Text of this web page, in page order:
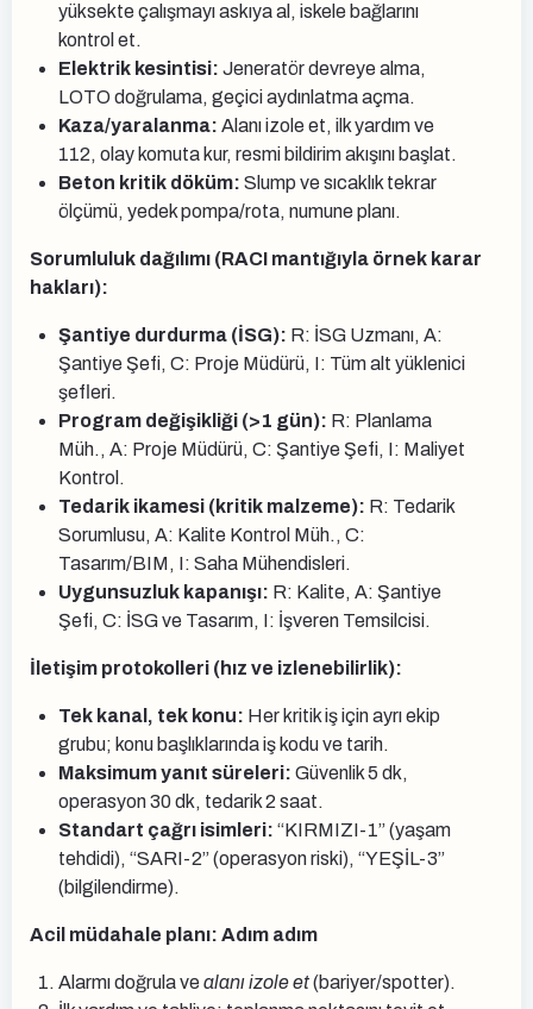
yüksekte çalışmayı askıya al, iskele bağlarını
kontrol et.
Elektrik kesintisi: Jeneratör devreye alma,
LOTO doğrulama, geçici aydınlatma açma.
Kaza/yaralanma: Alanı izole et, ilk yardım ve
112, olay komuta kur, resmi bildirim akışını başlat.
Beton kritik döküm: Slump ve sıcaklık tekrar
ölçümü, yedek pompa/rota, numune planı.
Sorumluluk dağılımı (RACI mantığıyla örnek karar
hakları):
Şantiye durdurma (İSG): R: İSG Uzmanı, A:
Şantiye Şefi, C: Proje Müdürü, I: Tüm alt yüklenici
şefleri.
Program değişikliği (>1 gün): R: Planlama
Müh., A: Proje Müdürü, C: Şantiye Şefi, I: Maliyet
Kontrol.
Tedarik ikamesi (kritik malzeme): R: Tedarik
Sorumlusu, A: Kalite Kontrol Müh., C:
Tasarım/BIM, I: Saha Mühendisleri.
Uygunsuzluk kapanışı: R: Kalite, A: Şantiye
Şefi, C: İSG ve Tasarım, I: İşveren Temsilcisi.
İletişim protokolleri (hız ve izlenebilirlik):
Tek kanal, tek konu: Her kritik iş için ayrı ekip
grubu; konu başlıklarında iş kodu ve tarih.
Maksimum yanıt süreleri: Güvenlik 5 dk,
operasyon 30 dk, tedarik 2 saat.
Standart çağrı isimleri: “KIRMIZI-1” (yaşam
tehdidi), “SARI-2” (operasyon riski), “YEŞİL-3”
(bilgilendirme).
Acil müdahale planı: Adım adım
Alarmı doğrula vealanı izole et(bariyer/spotter).